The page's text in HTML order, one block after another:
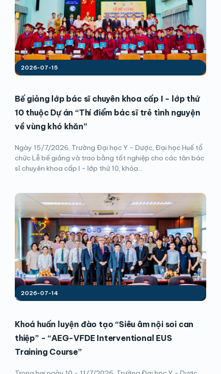
2026-07-15
Bế giảng lớp bác sĩ chuyên khoa cấp I - lớp thứ
10 thuộc Dự án “Thí điểm bác sĩ trẻ tình nguyện
về vùng khó khăn”
Ngày 15/7/2026, Trường Đại học Y - Dược, Đại học Huế tổ
chức Lễ bế giảng và trao bằng tốt nghiệp cho các tân bác
sĩ chuyên khoa cấp I - lớp thứ 10, khóa...
2026-07-14
Khoá huấn luyện đào tạo “Siêu âm nội soi can
thiệp” - “AEG-VFDE Interventional EUS
Training Course”